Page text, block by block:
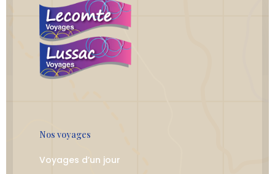
Nos voyages
Voyages d’un jour